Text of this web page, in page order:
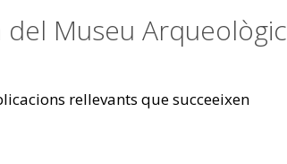
Museu Arqueològic
rellevants que succeeixen